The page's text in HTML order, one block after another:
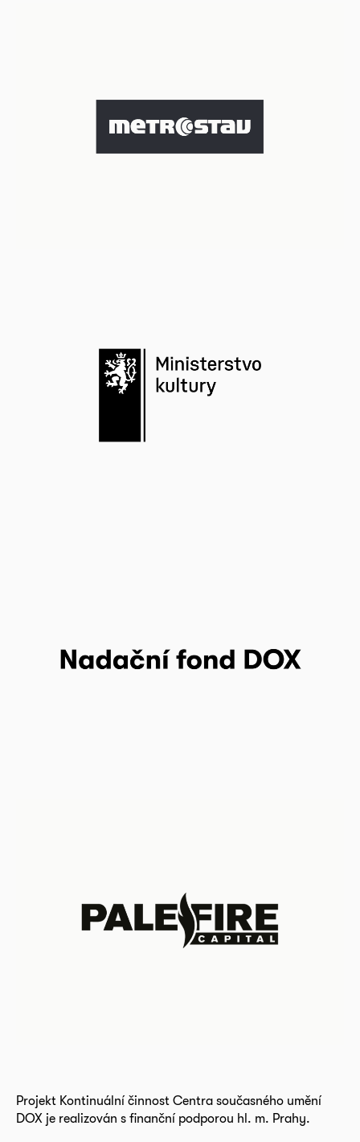
Projekt Kontinuální činnost Centra současného umění
DOX je realizován s finanční podporou hl. m. Prahy.